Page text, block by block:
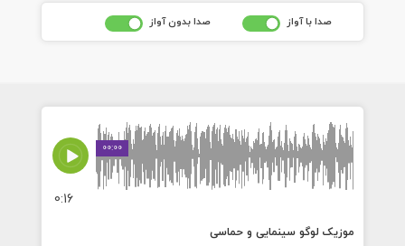
صدا با آواز صدا بدون آواز
00:00
0:16
موزیک لوگو سینمایی و حماسی